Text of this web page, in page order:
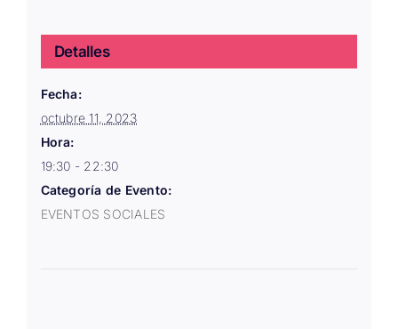
Detalles
Fecha:
octubre 11, 2023
Hora:
19:30 - 22:30
Categoría de Evento:
EVENTOS SOCIALES